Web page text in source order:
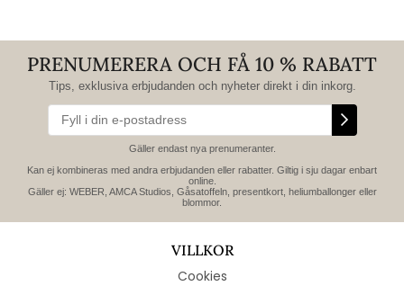
PRENUMERERA OCH FÅ 10 % RABATT
Tips, exklusiva erbjudanden och nyheter direkt i din inkorg.
Gäller endast nya prenumeranter.
Kan ej kombineras med andra erbjudanden eller rabatter. Giltig i sju dagar enbart
online.
Gäller ej: WEBER, AMCA Studios, Gåsatoffeln, presentkort, heliumballonger eller
blommor.
VILLKOR
Cookies